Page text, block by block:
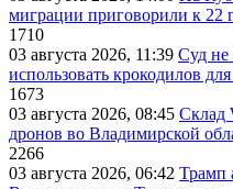
миграции приговорили к 22
1710
03 августа 2026, 11:39 Суд не
использовать крокодилов
1673
03 августа 2026, 08:45 Склад
дронов во Владимирской
2266
03 августа 2026, 06:42 Трамп